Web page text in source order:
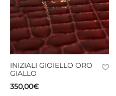
INIZIALI GIOIELLO ORO
GIALLO
350,00€